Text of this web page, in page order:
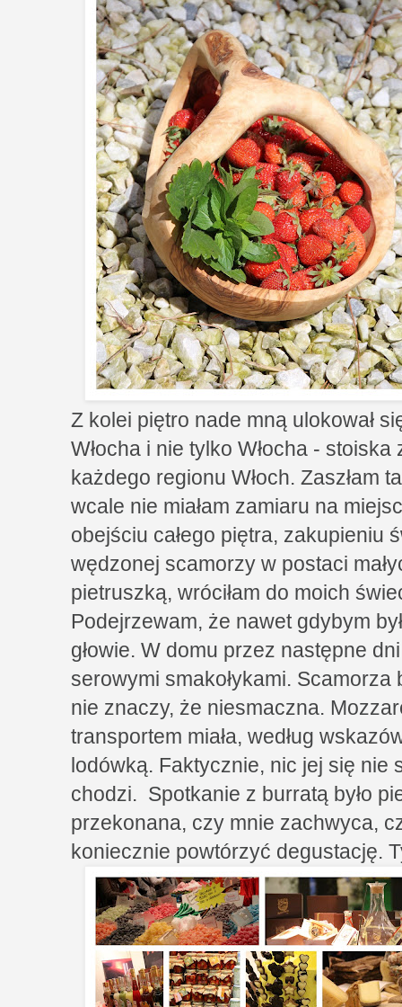
Z kolei piętro nade mną ulokował
Włocha i nie tylko Włocha -
każdego regionu Włoch. Zaszłam
wcale nie miałam zamiaru na
obejściu całego piętra, zakupieniu
wędzonej scamorzy w postaci
pietruszką, wróciłam do moich
Podejrzewam, że nawet gdybym
głowie. W domu przez następne
serowymi smakołykami. Scamorza
nie znaczy, że niesmaczna.
transportem miała, według
lodówką. Faktycznie, nic jej się nie
chodzi. Spotkanie z burratą było
przekonana, czy mnie zachwyca,
koniecznie powtórzyć degustację.